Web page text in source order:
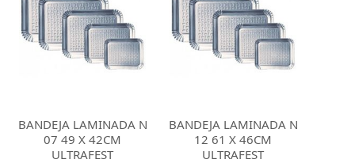
BANDEJA LAMINADA N
07 49 X 42CM
ULTRAFEST
BANDEJA LAMINADA N
12 61 X 46CM
ULTRAFEST